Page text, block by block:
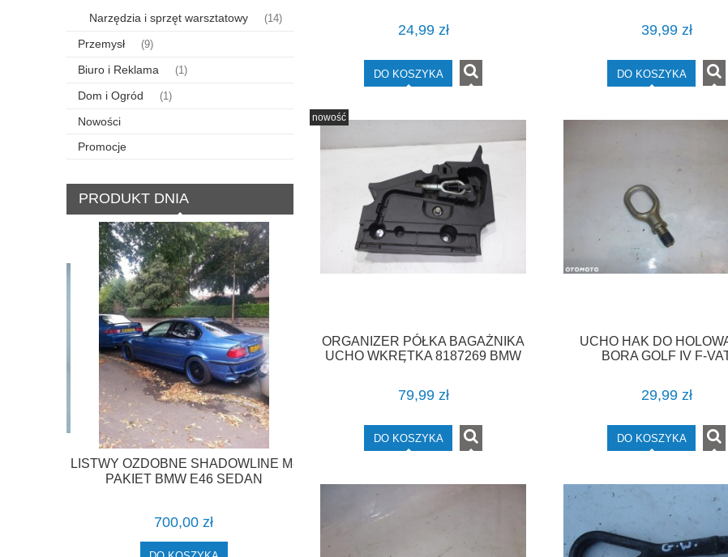
Narzędzia i sprzęt warsztatowy (14)
Przemysł (9)
Biuro i Reklama (1)
Dom i Ogród (1)
Nowości
Promocje
PRODUKT DNIA
LISTWY OZDOBNE SHADOWLINE M-
PAKIET BMW E46 SEDAN
700,00 zł
24,99 zł
DO KOSZYKA
39,99 zł
DO KOSZYKA
ORGANIZER PÓŁKA BAGAŻNIKA
UCHO WKRĘTKA 8187269 BMW
79,99 zł
DO KOSZYKA
nowość
UCHO HAK DO
BORA GOLF IV F-
29,99 zł
DO KOSZYKA